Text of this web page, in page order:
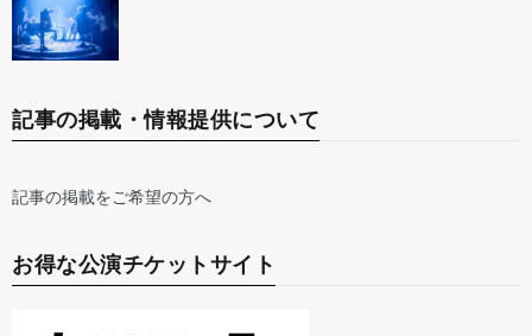
記事の掲載・情報提供について
記事の掲載をご希望の方へ
お得な公演チケットサイト